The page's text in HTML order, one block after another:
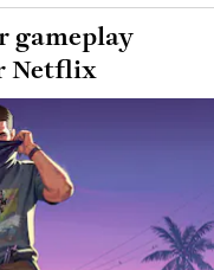
gameplay
Netflix